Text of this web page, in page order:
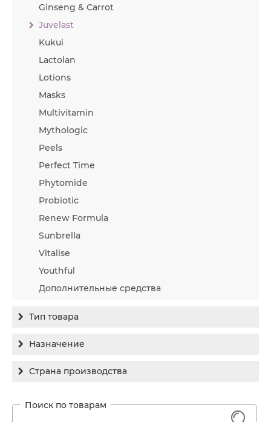
Ginseng & Carrot
Juvelast
Kukui
Lactolan
Lotions
Masks
Multivitamin
Mythologic
Peels
Perfect Time
Phytomide
Probiotic
Renew Formula
Sunbrella
Vitalise
Youthful
Дополнительные средства
Тип товара
Бальзам
Концентрат
Назначение
Гиперпигментация
Заживление
Страна производства